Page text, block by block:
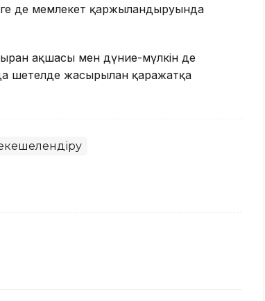
де мемлекет қаржыландыруында
ақшасы мен дүние-мүлкін де
шетелде жасырылған қаражатқа